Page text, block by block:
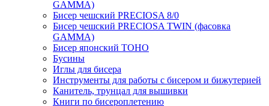
GAMMA)
Бисер чешский PRECIOSA 8/0
Бисер чешский PRECIOSA TWIN (фасовка
GAMMA)
Бисер японский TOHO
Бусины
Иглы для бисера
Инструменты для работы с бисером и бижутерией
Канитель, трунцал для вышивки
Книги по бисероплетению